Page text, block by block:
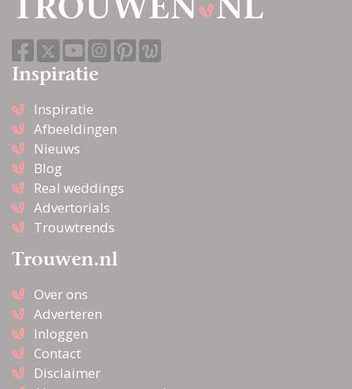
Inspiratie
Inspiratie
Afbeeldingen
Nieuws
Blog
Real weddings
Advertorials
Trouwtrends
Trouwen.nl
Over ons
Adverteren
Inloggen
Contact
Disclaimer